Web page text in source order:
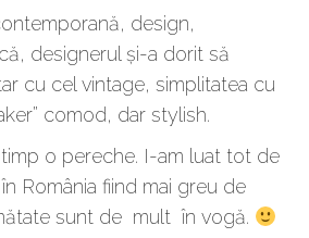
design,
designerul și-a dorit să
cu cel vintage, simplitatea cu
comod, dar stylish.
o pereche. I-am luat tot de
în România fiind mai greu de
sunt de mult în vogă.